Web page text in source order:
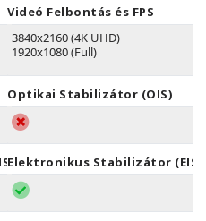
Videó Felbontás és FPS
3840x2160 (4K UHD)
1920x1080 (Full)
Optikai Stabilizátor (OIS)
Elektronikus Stabilizátor (EIS)